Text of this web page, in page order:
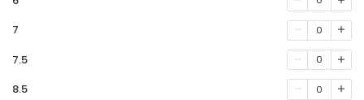
7 0
7.5 0
8.5 0